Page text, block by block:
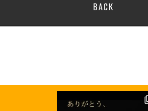
BACK